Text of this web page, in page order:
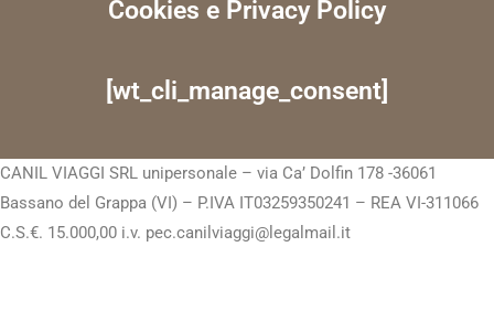
Cookies e Privacy Policy
[wt_cli_manage_consent]
CANIL VIAGGI SRL unipersonale – via Ca’ Dolfin 178 -36061
Bassano del Grappa (VI) – P.IVA IT03259350241 – REA VI-311066
C.S.€. 15.000,00 i.v. pec.canilviaggi@legalmail.it